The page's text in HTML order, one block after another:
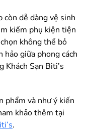
còn dễ dàng vệ sinh
kiếm phụ kiện tiện
không thể bỏ
giữa phong cách
Sạn Biti’s
và như ý kiến
khảo thêm tại
.